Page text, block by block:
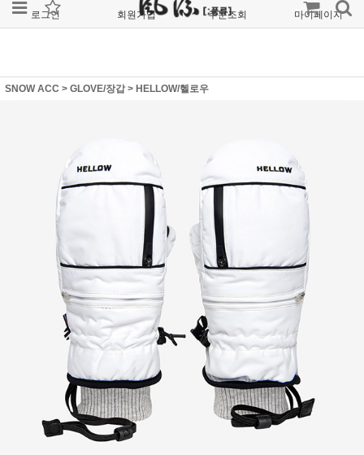
로그인 회원가입 주문조회 마이페이지
SNOW ACC > GLOVE/장갑 > HELLOW/헬로우